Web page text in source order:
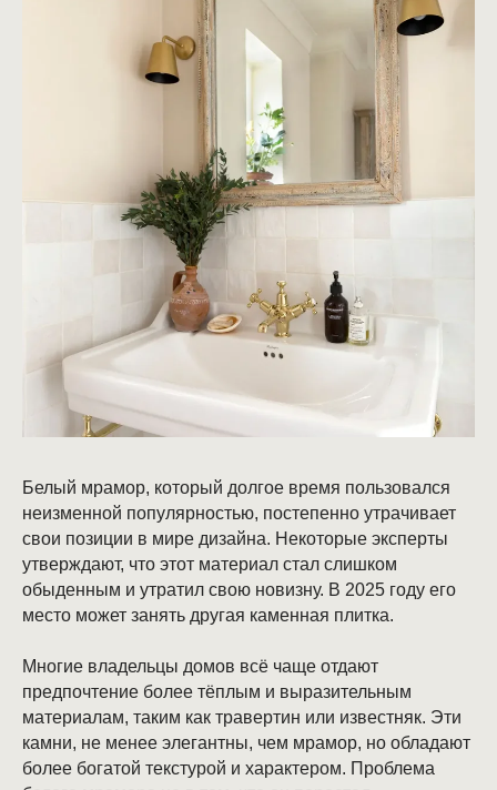
Белый мрамор, который долгое время пользовался
неизменной популярностью, постепенно утрачивает
свои позиции в мире дизайна. Некоторые эксперты
утверждают, что этот материал стал слишком
обыденным и утратил свою новизну. В 2025 году его
место может занять другая каменная плитка.
Многие владельцы домов всё чаще отдают
предпочтение более тёплым и выразительным
материалам, таким как травертин или известняк. Эти
камни, не менее элегантны, чем мрамор, но обладают
более богатой текстурой и характером. Проблема